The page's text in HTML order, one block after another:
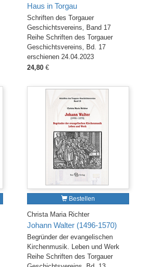
Haus in Torgau
Schriften des Torgauer
Geschichtsvereins, Band 17
Reihe Schriften des Torgauer
Geschichtsvereins, Bd. 17
erschienen 24.04.2023
24,80 €
Bestellen
Christa Maria Richter
Johann Walter (1496-1570)
Begründer der evangelischen
Kirchenmusik. Leben und Werk
Reihe Schriften des Torgauer